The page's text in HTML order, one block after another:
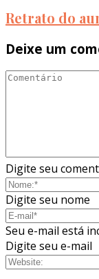
Retrato do
Deixe um
Digite seu
Digite seu nome
Seu e-mail está
Digite seu e-mail